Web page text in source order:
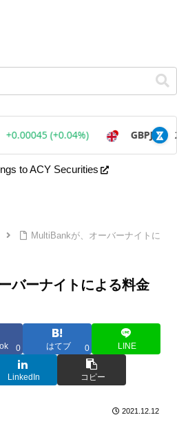
to ACY Securities
MultiBankが、オーバーナイトに
バーナイトによる料金
0 はてブ 0 LINE
LinkedIn コピー
2021.12.12